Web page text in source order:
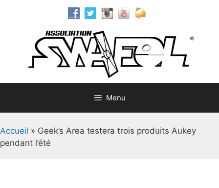
Menu
Accueil » Geek’s Area testera trois produits Aukey
pendant l’été